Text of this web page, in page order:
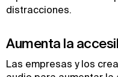
distracciones.
Aumenta la
Las empresas y los